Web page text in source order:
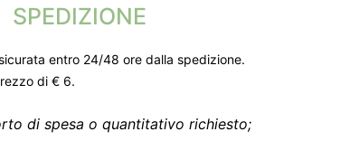
SPEDIZIONE
entro 24/48 ore dalla spedizione.
di € 6.
di spesa o quantitativo richiesto;